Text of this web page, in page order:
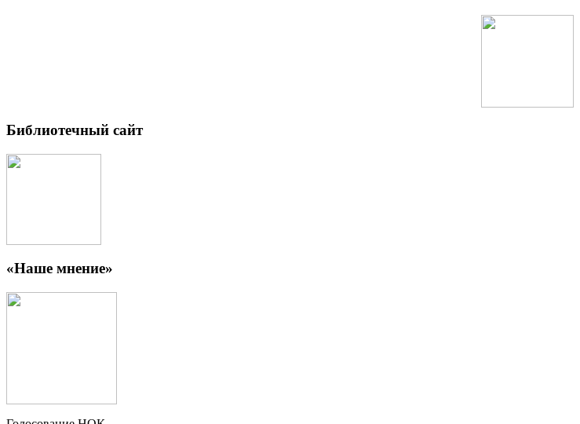
Библиотечный сайт
«Наше мнение»